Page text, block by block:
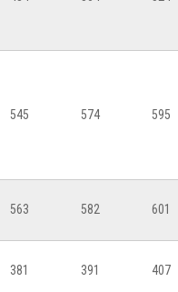
545 574 595
563 582 601
381 391 407